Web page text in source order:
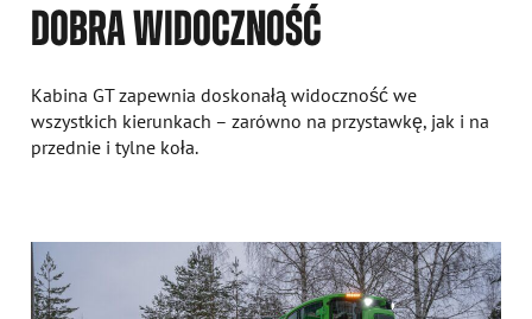
DOBRA WIDOCZNOŚĆ
Kabina GT zapewnia doskonałą widoczność we
wszystkich kierunkach – zarówno na przystawkę, jak i na
przednie i tylne koła.